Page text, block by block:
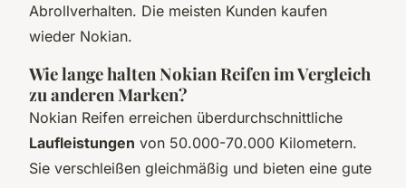
Abrollverhalten. Die meisten Kunden kaufen
wieder Nokian.
Wie lange halten Nokian Reifen im Vergleich
zu anderen Marken?
Nokian Reifen erreichen überdurchschnittliche
Laufleistungen von 50.000-70.000 Kilometern.
Sie verschleißen gleichmäßig und bieten eine gute